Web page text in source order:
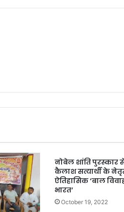
नोबेल शांति पुरस्कार
कैलाश सत्यार्थी के
ऐतिहासिक ‘बाल
भारत’
October 19, 2022